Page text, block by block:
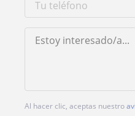
Al hacer clic, aceptas nuestro